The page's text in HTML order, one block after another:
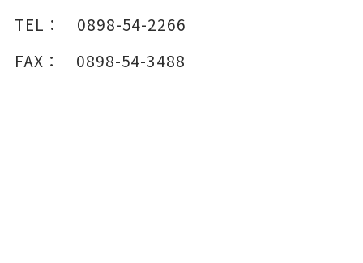
TEL：
0898-54-2266
FAX：
0898-54-3488